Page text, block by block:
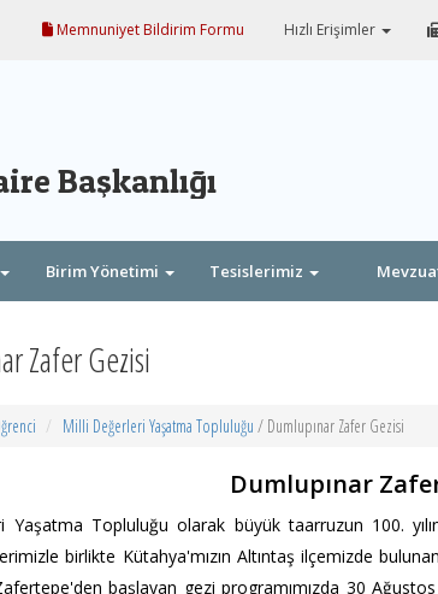
Memnuniyet Bildirim Formu Hızlı Erişimler
Başkanlığı
Birim Yönetimi Tesislerimiz
Zafer Gezisi
Milli Değerleri Yaşatma Topluluğu / Dumlupınar Zafer Gezisi
Dumlupınar
Yaşatma Topluluğu olarak büyük taarruzun 100.
birlikte Kütahya'mızın Altıntaş ilçemizde
başlayan gezi programımızda 30